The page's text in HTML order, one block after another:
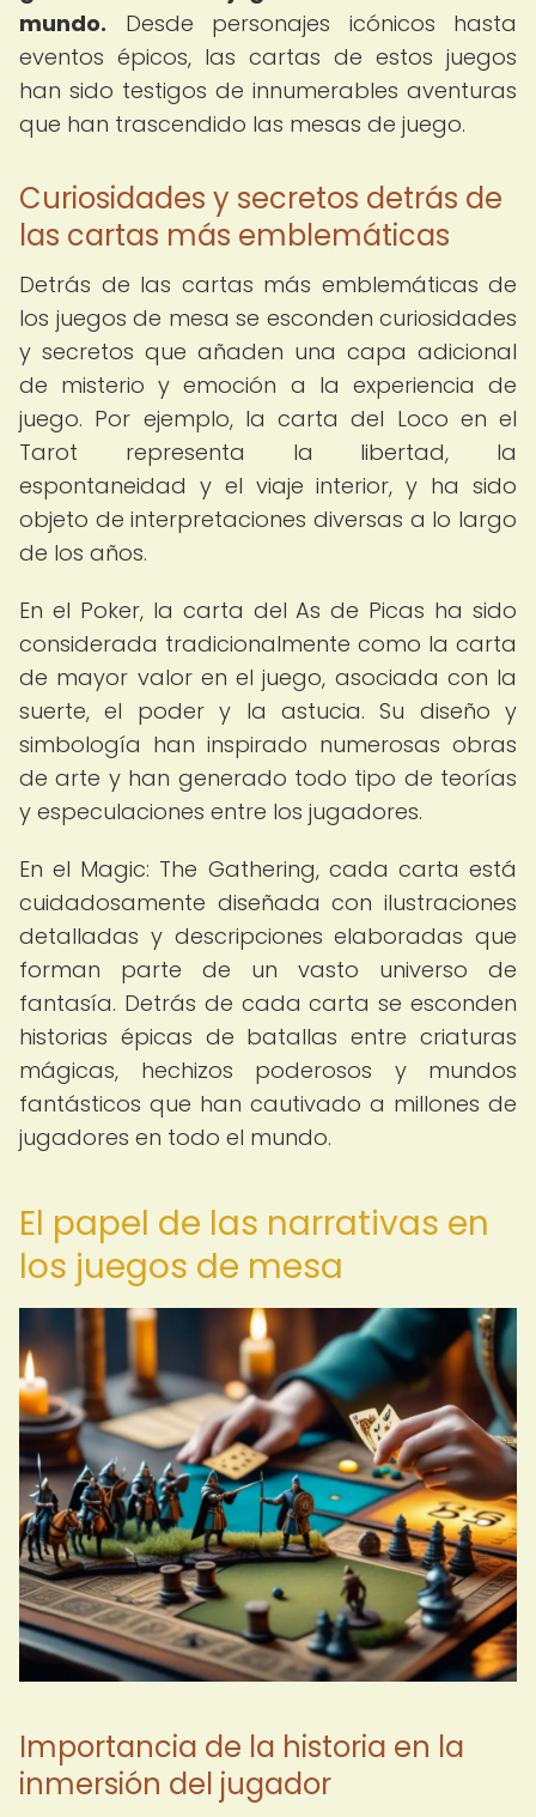
mundo. Desde personajes icónicos hasta
eventos épicos, las cartas de estos juegos
han sido testigos de innumerables aventuras
que han trascendido las mesas de juego.
Curiosidades y secretos detrás de
las cartas más emblemáticas
Detrás de las cartas más emblemáticas de
los juegos de mesa se esconden curiosidades
y secretos que añaden una capa adicional
de misterio y emoción a la experiencia de
juego. Por ejemplo, la carta del Loco en el
Tarot representa la libertad, la
espontaneidad y el viaje interior, y ha sido
objeto de interpretaciones diversas a lo largo
de los años.
En el Poker, la carta del As de Picas ha sido
considerada tradicionalmente como la carta
de mayor valor en el juego, asociada con la
suerte, el poder y la astucia. Su diseño y
simbología han inspirado numerosas obras
de arte y han generado todo tipo de teorías
y especulaciones entre los jugadores.
En el Magic: The Gathering, cada carta está
cuidadosamente diseñada con ilustraciones
detalladas y descripciones elaboradas que
forman parte de un vasto universo de
fantasía. Detrás de cada carta se esconden
historias épicas de batallas entre criaturas
mágicas, hechizos poderosos y mundos
fantásticos que han cautivado a millones de
jugadores en todo el mundo.
El papel de las narrativas en
los juegos de mesa
Importancia de la historia en la
inmersión del jugador